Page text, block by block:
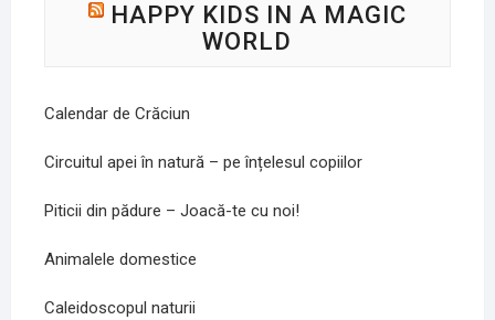
HAPPY KIDS IN A MAGIC
WORLD
Calendar de Crăciun
Circuitul apei în natură – pe înțelesul copiilor
Piticii din pădure – Joacă-te cu noi!
Animalele domestice
Caleidoscopul naturii